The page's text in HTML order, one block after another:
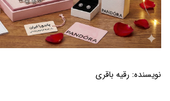
نویسنده: رقیه باقری